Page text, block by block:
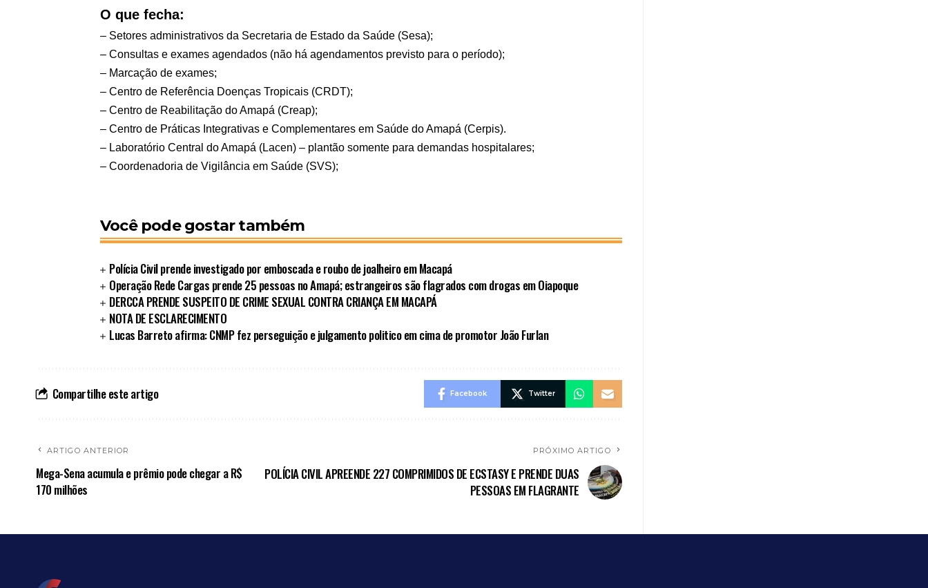
O que fecha:
– Setores administrativos da Secretaria de Estado da Saúde (Sesa);
– Consultas e exames agendados (não há agendamentos previsto para o período);
– Marcação de exames;
– Centro de Referência Doenças Tropicais (CRDT);
– Centro de Reabilitação do Amapá (Creap);
– Centro de Práticas Integrativas e Complementares em Saúde do Amapá (Cerpis).
– Laboratório Central do Amapá (Lacen) – plantão somente para demandas hospitalares;
– Coordenadoria de Vigilância em Saúde (SVS);
Você pode gostar também
Polícia Civil prende investigado por emboscada e roubo de joalheiro em Macapá
Operação Rede Cargas prende 25 pessoas no Amapá; estrangeiros são flagrados com drogas em Oiapoque
DERCCA PRENDE SUSPEITO DE CRIME SEXUAL CONTRA CRIANÇA EM MACAPÁ
NOTA DE ESCLARECIMENTO
Lucas Barreto afirma: CNMP fez perseguição e julgamento politico em cima de promotor João Furlan
Compartilhe este artigo Facebook Twitter
ARTIGO ANTERIOR
Mega-Sena acumula e prêmio pode chegar a R$
170 milhões
PRÓXIMO ARTIGO
POLÍCIA CIVIL APREENDE 227 COMPRIMIDOS DE ECSTASY E PRENDE DUAS
PESSOAS EM FLAGRANTE